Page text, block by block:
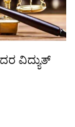
ವಿದ್ಯುತ್